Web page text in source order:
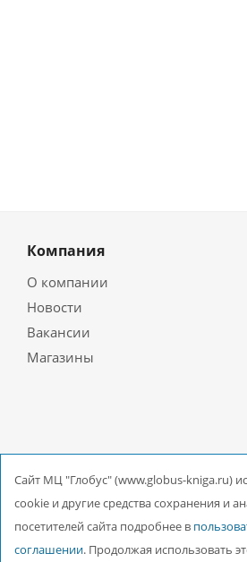
Компания
О компании
Новости
Вакансии
Магазины
Cайт МЦ "Глобус" (www.globus-kniga.ru)
cookie и другие средства сохранения и
посетителей сайта подробнее в
соглашении. Продолжая использовать